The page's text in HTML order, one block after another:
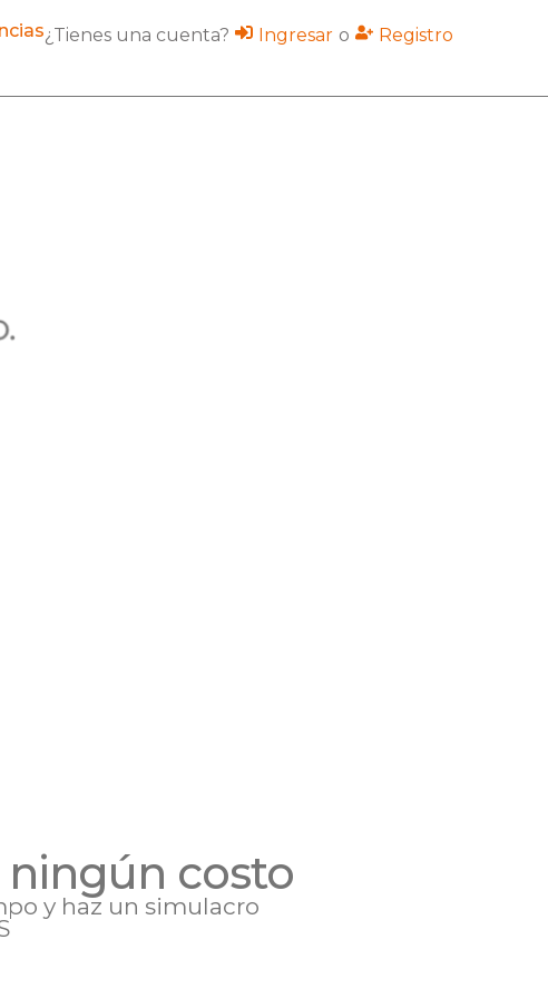
¿Tienes una cuenta? Ingresar o Registro
ningún costo
y haz un simulacro